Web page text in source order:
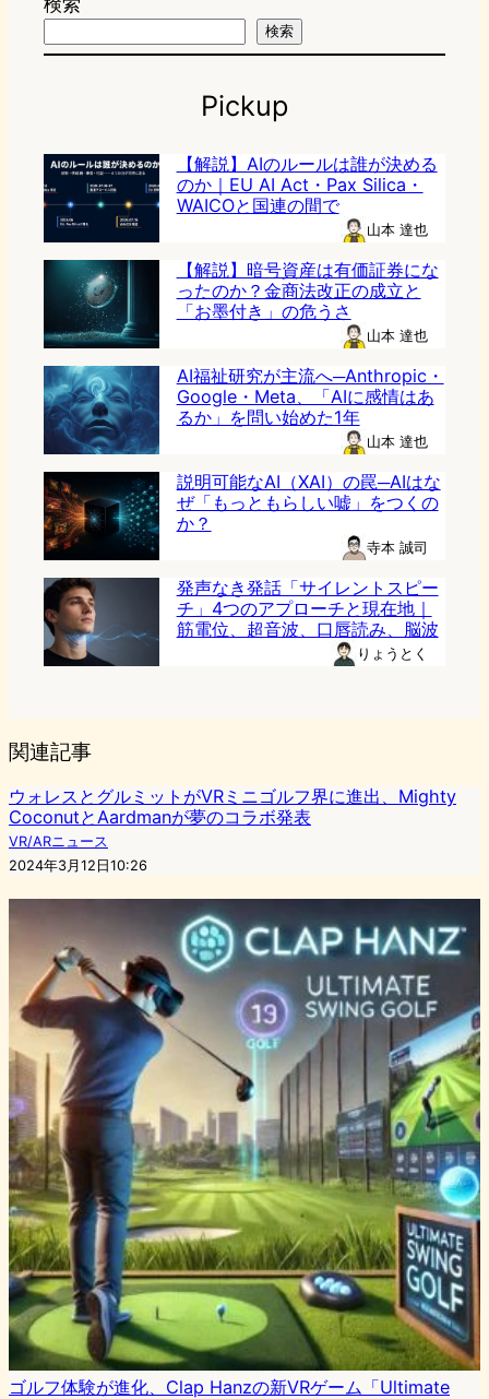
検索
検索
Pickup
【解説】AIのルールは誰が決める
のか｜EU AI Act・Pax Silica・
WAICOと国連の間で
山本 達也
【解説】暗号資産は有価証券にな
ったのか？金商法改正の成立と
「お墨付き」の危うさ
山本 達也
AI福祉研究が主流へ─Anthropic・
Google・Meta、「AIに感情はあ
るか」を問い始めた1年
山本 達也
説明可能なAI（XAI）の罠─AIはな
ぜ「もっともらしい嘘」をつくの
か？
寺本 誠司
発声なき発話「サイレントスピー
チ」4つのアプローチと現在地｜
筋電位、超音波、口唇読み、脳波
りょうとく
関連記事
ウォレスとグルミットがVRミニゴルフ界に進出、Mighty
CoconutとAardmanが夢のコラボ発表
VR/ARニュース
2024年3月12日10:26
ゴルフ体験が進化、Clap Hanzの新VRゲーム「Ultimate